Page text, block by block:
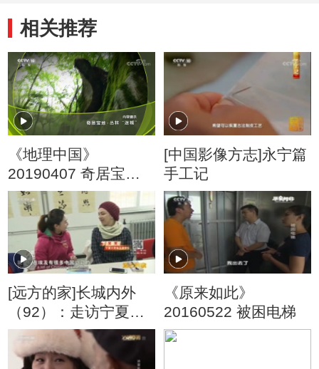
相关推荐
《地理中国》
20190407 奇居宝地·
丛林“迷城”
[中国影像方志]永宁篇
手工记
[远方的家]长城内外
（92）：走访宁夏大
学的留学生
《原来如此》
20160522 被困电梯